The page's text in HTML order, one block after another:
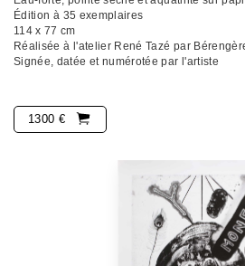
Édition à 35 exemplaires
114 x 77 cm
Réalisée à l'atelier René Tazé par
Signée, datée et numérotée par l'artiste
1300 €